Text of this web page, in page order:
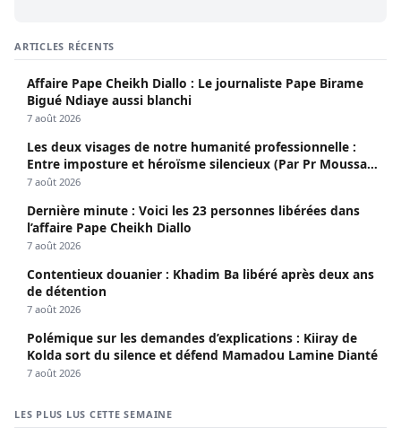
ARTICLES RÉCENTS
Affaire Pape Cheikh Diallo : Le journaliste Pape Birame
Bigué Ndiaye aussi blanchi
7 août 2026
Les deux visages de notre humanité professionnelle :
Entre imposture et héroïsme silencieux (Par Pr Moussa
Seydi)
7 août 2026
Dernière minute : Voici les 23 personnes libérées dans
l’affaire Pape Cheikh Diallo
7 août 2026
Contentieux douanier : Khadim Ba libéré après deux ans
de détention
7 août 2026
Polémique sur les demandes d’explications : Kiiray de
Kolda sort du silence et défend Mamadou Lamine Dianté
7 août 2026
LES PLUS LUS CETTE SEMAINE